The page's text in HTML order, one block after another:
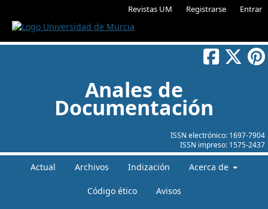
Revistas UM Registrarse Entrar
ISSN electrónico: 1697-7904
ISSN impreso: 1575-2437
Anales de
Documentación
Actual Archivos Indización Acerca de
Código ético Avisos